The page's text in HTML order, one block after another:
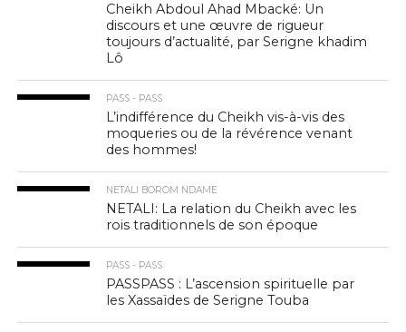
Cheikh Abdoul Ahad Mbacké: Un
discours et une œuvre de rigueur
toujours d’actualité, par Serigne khadim
Lô
PASS - PASS
L’indifférence du Cheikh vis-à-vis des
moqueries ou de la révérence venant
des hommes!
NETALI BOROM NDAME
NETALI: La relation du Cheikh avec les
rois traditionnels de son époque
PASS - PASS
PASSPASS : L’ascension spirituelle par
les Xassaïdes de Serigne Touba